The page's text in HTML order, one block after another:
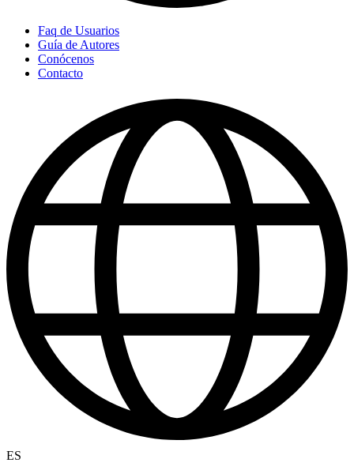
Faq de Usuarios
Guía de Autores
Conócenos
Contacto
ES